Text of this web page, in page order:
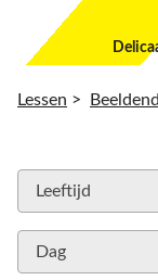
Lessen > Beeldend
Leeftijd
Dag